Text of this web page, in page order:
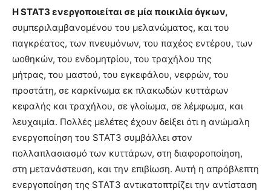
Η STAT3 ενεργοποιείται σε μία ποικιλία όγκων,
συμπεριλαμβανομένου του μελανώματος, και του
παγκρέατος, των πνευμόνων, του παχέος εντέρου, των
ωοθηκών, του ενδομητρίου, του τραχήλου της
μήτρας, του μαστού, του εγκεφάλου, νεφρών, του
προστάτη, σε καρκίνωμα εκ πλακωδών κυττάρων
κεφαλής και τραχήλου, σε γλοίωμα, σε λέμφωμα, και
λευχαιμία. Πολλές μελέτες έχουν δείξει ότι η ανώμαλη
ενεργοποίηση του STAT3 συμβάλλει στον
πολλαπλασιασμό των κυττάρων, στη διαφοροποίηση,
στη μετανάστευση, και την επιβίωση. Αυτή η απρόβλεπτη
ενεργοποίηση της STAT3 αντικατοπτρίζει την αντίσταση